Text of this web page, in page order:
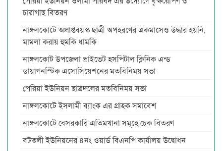
চারাগাছ বিতরণ
নাঙ্গলকোটে অপ্রাপ্তবয়স্ক ছাত্রী অপহরণের একমাসেও উদ্ধার হয়নি,
মামলা করায় হুমকি ধামকি
নাঙ্গলকোট উপজেলা প্রাইভেট হসপিটাল ক্লিনিক এন্ড
ডায়াগনস্টিক এসোসিয়েশনের মতবিনিময় সভা
পেরিয়া ইউনিয়ন ছাত্রদলের মতবিনিময় সভা
নাঙ্গলকোটে ইসলামী ব্যাংক এর গ্রাহক সমাবেশ
নাঙ্গলকোটে বেসরকারি এতিমখানা সমূহে চেক বিতরণ
বটতলী ইউনিয়নের ৪নং ওয়ার্ড বিএনপি কার্যালয় উদ্বোধন